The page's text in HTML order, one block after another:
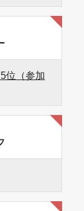
位（参加